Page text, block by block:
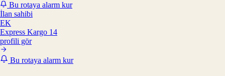
Bu rotaya alarm kur
İlan sahibi
EK
Express Kargo 14
profili gör
Bu rotaya alarm kur